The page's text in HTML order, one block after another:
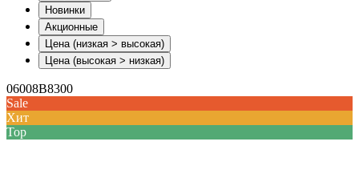
Новинки
Акционные
Цена (низкая > высокая)
Цена (высокая > низкая)
06008B8300
Sale
Хит
Top